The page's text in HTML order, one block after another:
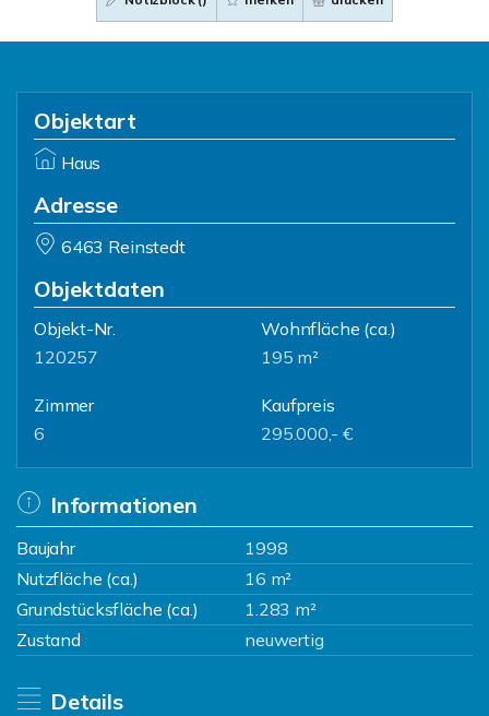
Objektart
Haus
Adresse
6463 Reinstedt
Objektdaten
Objekt-Nr.
120257
Wohnfläche (ca.)
195 m²
Zimmer
6
Kaufpreis
295.000,- €
Informationen
Baujahr
1998
Nutzfläche (ca.)
16 m²
Grundstücksfläche (ca.)
1.283 m²
Zustand
neuwertig
Details